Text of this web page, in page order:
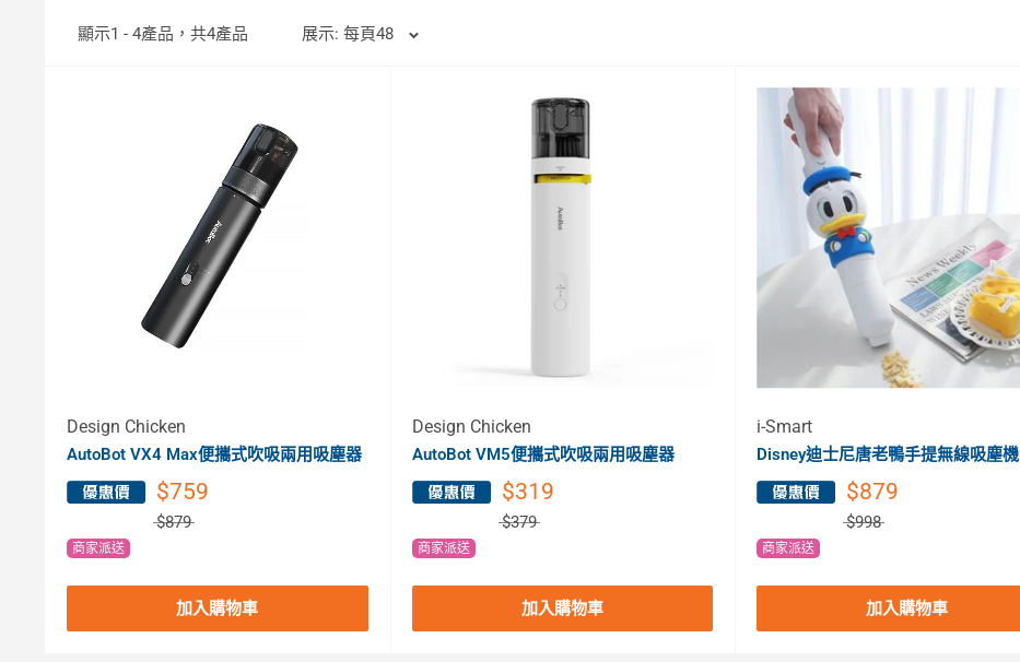
顯示1 - 4產品，共4產品 展示: 每頁48
Design Chicken
AutoBot VX4 Max便攜式吹吸兩用吸塵器
$759
$879
商家派送
加入購物車
Design Chicken
AutoBot VM5便攜式吹吸兩用吸塵器
$319
$379
商家派送
加入購物車
i-Smart
Disney迪士尼唐老鴨手提無線吸塵機
$879
$998
商家派送
加入購物車